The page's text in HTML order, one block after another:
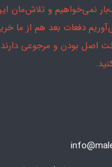
نمی‌خواهیم و تلاش‌مان
دفعات بعد هم از ما
اصل بودن و مرجوعی